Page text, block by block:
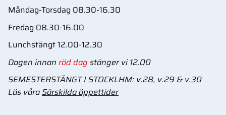
Måndag-Torsdag 08.30-16.30
Fredag 08.30-16.00
Lunchstängt 12.00-12.30
Dagen innan röd dag stänger vi 12.00
SEMESTERSTÄNGT I STOCKLHM: v.28, v.29 & v.30
Läs våraSärskilda öppettider